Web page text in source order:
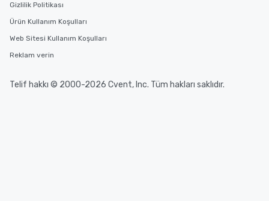
Gizlilik Politikası
Ürün Kullanım Koşulları
Web Sitesi Kullanım Koşulları
Reklam verin
Telif hakkı © 2000-2026 Cvent, Inc. Tüm hakları saklıdır.